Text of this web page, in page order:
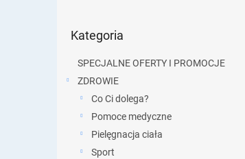
kategorie
Kategoria
SPECJALNE OFERTY I PROMOCJE
ZDROWIE
Co Ci dolega?
Pomoce medyczne
Pielęgnacja ciała
Sport